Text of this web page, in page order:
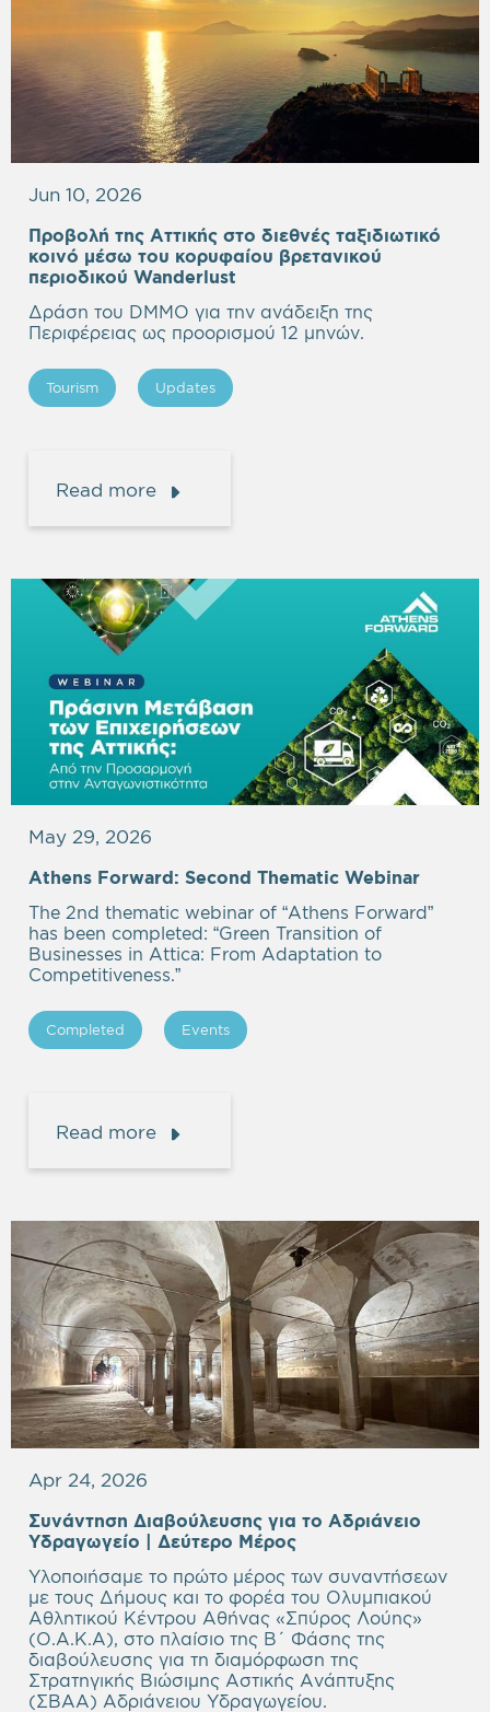
Jun 10, 2026
Προβολή της Αττικής στο διεθνές ταξιδιωτικό
κοινό μέσω του κορυφαίου βρετανικού
περιοδικού Wanderlust
Δράση του DMMO για την ανάδειξη της
Περιφέρειας ως προορισμού 12 μηνών.
Tourism Updates
Read more
May 29, 2026
Athens Forward: Second Thematic Webinar
The 2nd thematic webinar of “Athens Forward”
has been completed: “Green Transition of
Businesses in Attica: From Adaptation to
Competitiveness.”
Completed Events
Read more
Apr 24, 2026
Συνάντηση Διαβούλευσης για το Αδριάνειο
Υδραγωγείο | Δεύτερο Μέρος
Υλοποιήσαμε το πρώτο μέρος των συναντήσεων
με τους Δήμους και το φορέα του Ολυμπιακού
Αθλητικού Κέντρου Αθήνας «Σπύρος Λούης»
(Ο.Α.Κ.Α), στο πλαίσιο της Β΄ Φάσης της
διαβούλευσης για τη διαμόρφωση της
Στρατηγικής Βιώσιμης Αστικής Ανάπτυξης
(ΣΒΑΑ) Αδριάνειου Υδραγωγείου.